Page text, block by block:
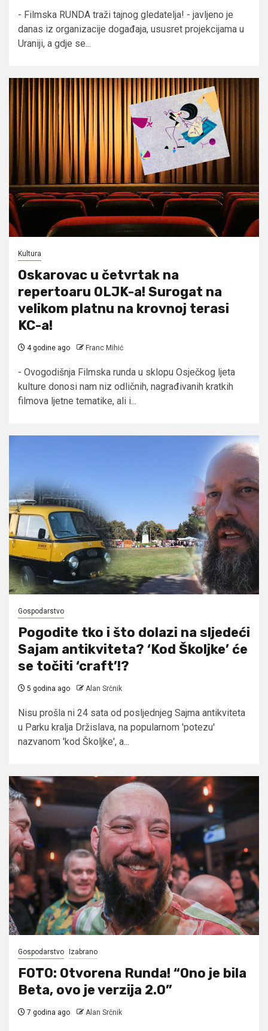
- Filmska RUNDA traži tajnog gledatelja! - javljeno je
danas iz organizacije događaja, ususret projekcijama u
Uraniji, a gdje se...
Kultura
Oskarovac u četvrtak na
repertoaru OLJK-a! Surogat na
velikom platnu na krovnoj terasi
KC-a!
4 godine ago Franc Mihić
- Ovogodišnja Filmska runda u sklopu Osječkog ljeta
kulture donosi nam niz odličnih, nagrađivanih kratkih
filmova ljetne tematike, ali i...
Gospodarstvo
Pogodite tko i što dolazi na sljedeći
Sajam antikviteta? ‘Kod Školjke’ će
se točiti ‘craft’!?
5 godina ago Alan Srčnik
Nisu prošla ni 24 sata od posljednjeg Sajma antikviteta
u Parku kralja Držislava, na popularnom 'potezu'
nazvanom 'kod Školjke', a...
Gospodarstvo Izabrano
FOTO: Otvorena Runda! “Ono je bila
Beta, ovo je verzija 2.0”
7 godina ago Alan Srčnik